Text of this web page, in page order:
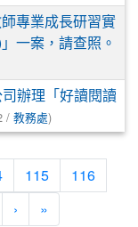
專業成長研習實
一案，請查照。
辦理「好讀閱讀
/ 教務處)
115 116
› »